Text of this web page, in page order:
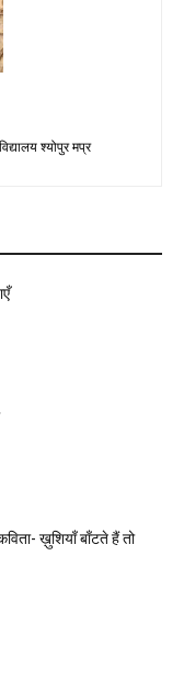
श्योपुर मप्र
ख़ुशियाँ बाँटते हैं तो